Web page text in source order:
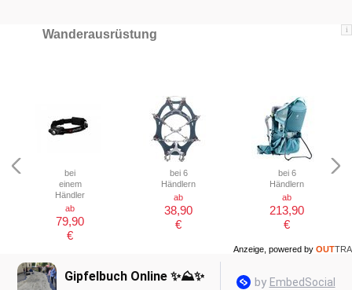
i
Wanderausrüstung
bei
einem
Händler
ab
79,90
€
bei 6
Händlern
ab
38,90
€
bei 6
Händlern
ab
213,90
€
Anzeige, powered by OUTTRA